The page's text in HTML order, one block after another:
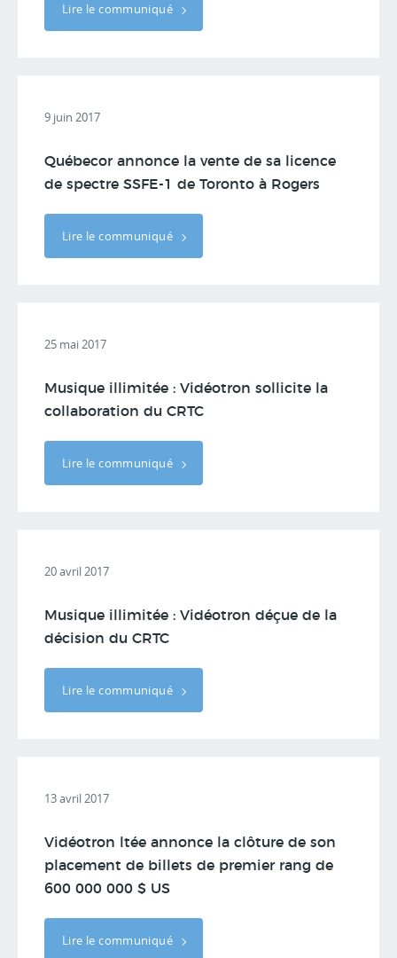
Lire le communiqué
9 juin 2017
Québecor annonce la vente de sa licence
de spectre SSFE-1 de Toronto à Rogers
Lire le communiqué
25 mai 2017
Musique illimitée : Vidéotron sollicite la
collaboration du CRTC
Lire le communiqué
20 avril 2017
Musique illimitée : Vidéotron déçue de la
décision du CRTC
Lire le communiqué
13 avril 2017
Vidéotron ltée annonce la clôture de son
placement de billets de premier rang de
600 000 000 $ US
Lire le communiqué